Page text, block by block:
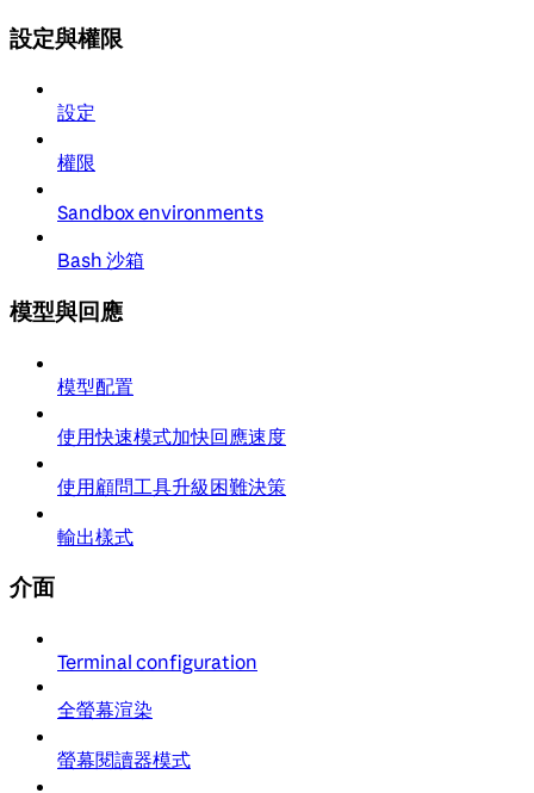
設定與權限
設定
權限
Sandbox environments
Bash 沙箱
模型與回應
模型配置
使用快速模式加快回應速度
使用顧問工具升級困難決策
輸出樣式
介面
Terminal configuration
全螢幕渲染
螢幕閱讀器模式